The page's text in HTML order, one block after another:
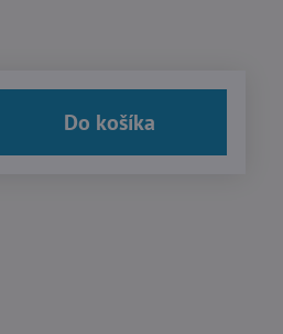
Do košíka